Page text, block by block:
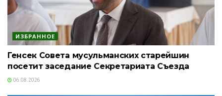
ИЗБРАННОЕ
Генсек Совета мусульманских старейшин
посетит заседание Секретариата Съезда
06.08.2026